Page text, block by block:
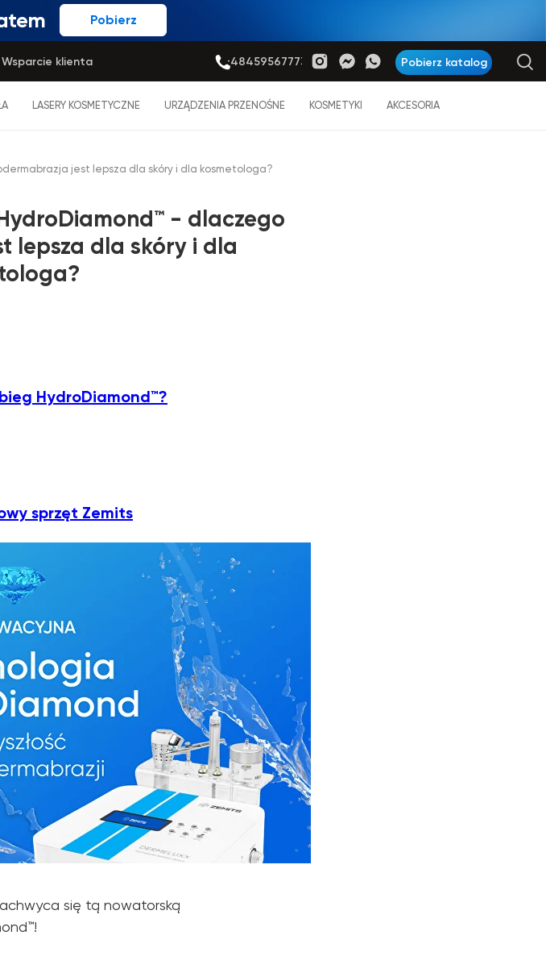
Pobierz
Pobierz katalog
+48459567773
Wsparcie klienta
LASERY KOSMETYCZNE URZĄDZENIA PRZENOŚNE KOSMETYKI AKCESORIA
jest lepsza dla skóry i dla kosmetologa?
- dlaczego
lepsza dla skóry i dla
HydroDiamond™?
sprzęt Zemits
się tą nowatorską